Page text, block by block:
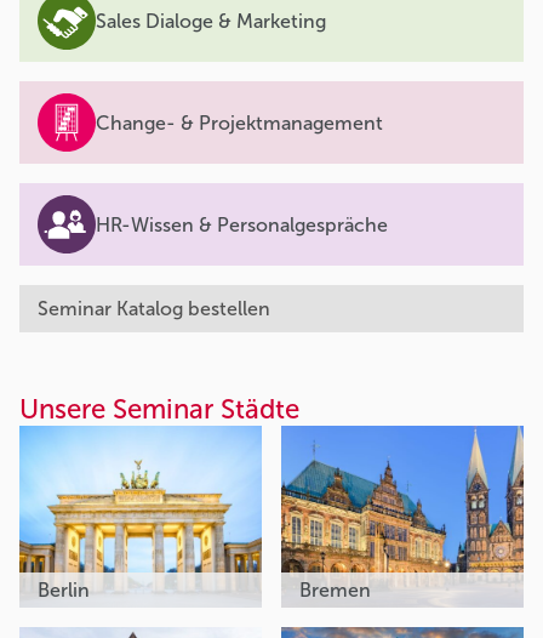
Sales Dialoge & Marketing
Change- & Projektmanagement
HR-Wissen & Personalgespräche
Seminar Katalog bestellen
Unsere Seminar Städte
Berlin Bremen